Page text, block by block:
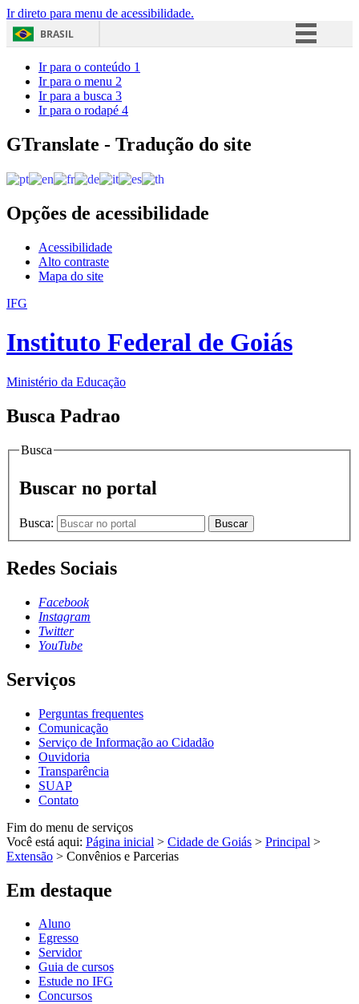
Ir direto para menu de acessibilidade.
BRASIL
Acesso à informação
Ir para o conteúdo 1
Ir para o menu 2
Ir para a busca 3
Ir para o rodapé 4
GTranslate - Tradução do site
Opções de acessibilidade
Acessibilidade
Alto contraste
Mapa do site
IFG
Instituto Federal de Goiás
Ministério da Educação
Busca Padrao
Busca
Buscar no portal
Busca: Buscar
Redes Sociais
Facebook
Instagram
Twitter
YouTube
Serviços
Perguntas frequentes
Comunicação
Serviço de Informação ao Cidadão
Ouvidoria
Transparência
SUAP
Contato
Fim do menu de serviços
Você está aqui: Página inicial > Cidade de Goiás > Principal >
Extensão > Convênios e Parcerias
Em destaque
Aluno
Egresso
Servidor
Guia de cursos
Estude no IFG
Concursos